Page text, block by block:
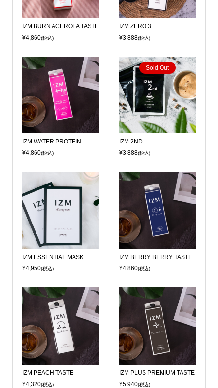
IZM BURN ACEROLA TASTE
¥4,860(税込)
IZM ZERO 3
¥3,888(税込)
IZM WATER PROTEIN
¥4,860(税込)
Sold Out
IZM 2ND
¥3,888(税込)
IZM ESSENTIAL MASK
¥4,950(税込)
IZM BERRY BERRY TASTE
¥4,860(税込)
IZM PEACH TASTE
¥4,320(税込)
IZM PLUS PREMIUM TASTE
¥5,940(税込)